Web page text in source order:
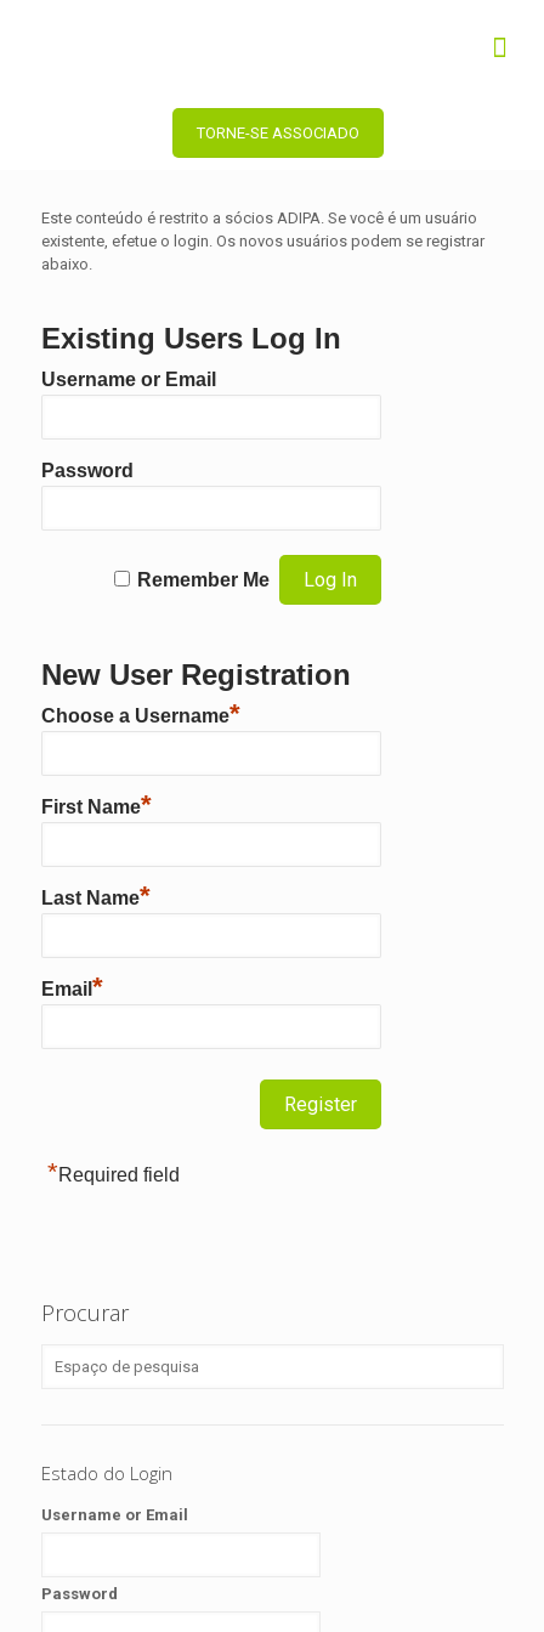
TORNE-SE ASSOCIADO
Este conteúdo é restrito a sócios ADIPA. Se você é um usuário
existente, efetue o login. Os novos usuários podem se registrar
abaixo.
Existing Users Log In
Username or Email
Password
Remember Me
New User Registration
Choose a Username*
First Name*
Last Name*
Email *
*Required field
Procurar
Estado do Login
Username or Email
Password